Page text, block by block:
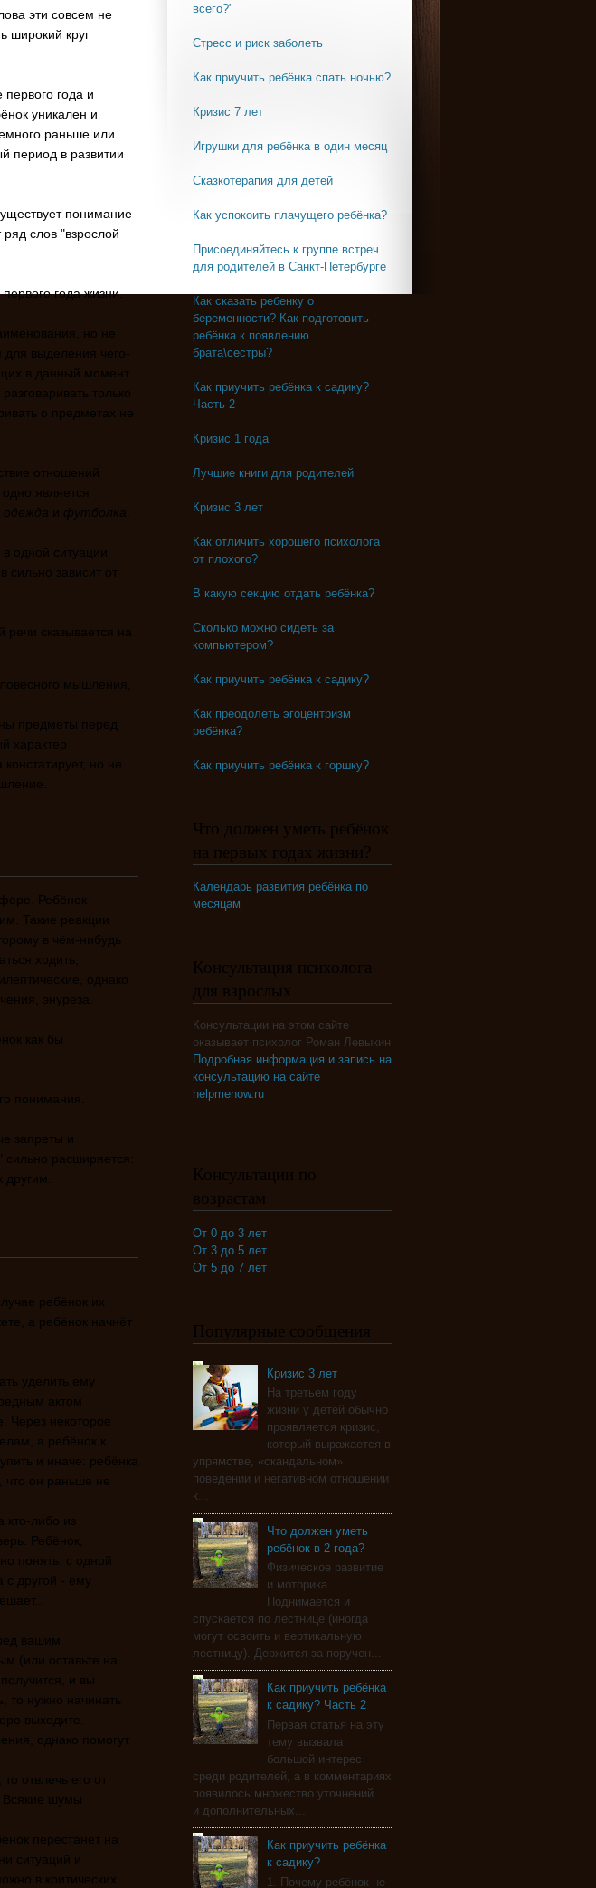
эти совсем не
широкий круг
года и
уникален и
раньше или
период в развитии
понимание
слов "взрослой
года жизни.
но не
выделения чего-
в данный момент
только
о предметах не
отношений
является
одежда и футболка
одной ситуации
сильно зависит от
сказывается на
мышления,
предметы перед
характер
но не
Ребёнок
Такие реакции
в чём-нибудь
ходить,
однако
энуреза.
как бы
понимания.
запреты и
расширяется:
ребёнок их
а ребёнок начнёт
уделить ему
актом
Через некоторое
а ребёнок к
и иначе: ребёнка
что он раньше не
кто-либо из
Ребёнок,
понять: с одной
с другой - ему
вашим
(или оставьте на
и вы
то нужно начинать
выходите.
однако помогут
отвлечь его от
Всякие шумы
перестанет на
ситуаций и
в критических
всего?"
Стресс и риск заболеть
Как приучить ребёнка спать ночью?
Кризис 7 лет
Игрушки для ребёнка в один месяц
Сказкотерапия для детей
Как успокоить плачущего ребёнка?
Присоединяйтесь к группе встреч
для родителей в Санкт-Петербурге
Как сказать ребенку о
беременности? Как подготовить
ребёнка к появлению
брата\сестры?
Как приучить ребёнка к садику?
Часть 2
Кризис 1 года
Лучшие книги для родителей
Кризис 3 лет
Как отличить хорошего психолога
от плохого?
В какую секцию отдать ребёнка?
Сколько можно сидеть за
компьютером?
Как приучить ребёнка к садику?
Как преодолеть эгоцентризм
ребёнка?
Как приучить ребёнка к горшку?
Что должен уметь ребёнок
на первых годах жизни?
Календарь развития ребёнка по
месяцам
Консультация психолога
для взрослых
Консультации на этом сайте
оказывает психолог Роман Левыкин
Подробная информация и запись на
консультацию на сайте
helpmenow.ru
Консультации по
возрастам
От 0 до 3 лет
От 3 до 5 лет
От 5 до 7 лет
Популярные сообщения
Кризис 3 лет
На третьем году
жизни у детей обычно
проявляется кризис,
который выражается в
упрямстве, «скандальном»
поведении и негативном отношении
к...
Что должен уметь
ребёнок в 2 года?
Физическое развитие
и моторика
Поднимается и
спускается по лестнице (иногда
могут освоить и вертикальную
лестницу). Держится за поручен...
Как приучить ребёнка
к садику? Часть 2
Первая статья на эту
тему вызвала
большой интерес
среди родителей, а в комментариях
появилось множество уточнений
и дополнительных...
Как приучить ребёнка
к садику?
1. Почему ребёнок не